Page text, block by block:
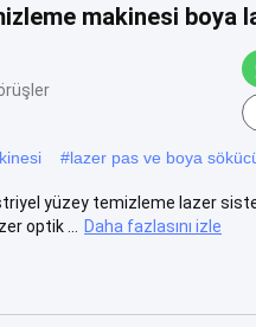
makinesi boya
#lazer pas ve boya
yüzey temizleme lazer
optik ...
Daha fazlasını izle